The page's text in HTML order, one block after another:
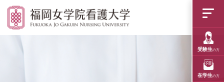
受験生の方
在学生の方
2024年度 オンデマ